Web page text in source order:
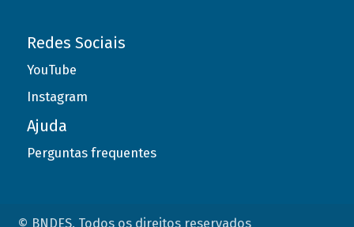
Redes Sociais
YouTube
Instagram
Ajuda
Perguntas frequentes
© BNDES. Todos os direitos reservados